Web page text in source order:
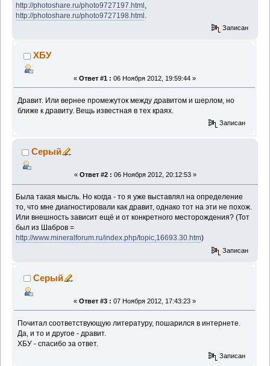
http://photoshare.ru/photo9727197.html
http://photoshare.ru/photo9727198.html
Записан
ХБУ
« Ответ #1 : 06 Ноября 2012, 19:59:44 »
Дравит. Или вернее промежуток между дравитом и шерлом, но
ближе к дравиту. Вещь известная в тех краях.
Записан
Серый
« Ответ #2 : 06 Ноября 2012, 20:12:53 »
Была такая мысль. Но когда - то я уже выставлял на определение
то, что мне диагностировали как дравит, однако тот на эти не похож.
Или внешность зависит ещё и от конкретного месторождения? (Тот
был из Шабров =
http://www.mineralforum.ru/index.php/topic,16693.30.htm)
Записан
Серый
« Ответ #3 : 07 Ноября 2012, 17:43:23 »
Почитал соответствующую литературу, пошарился в интернете.
Да, и то и другое - дравит.
ХБУ - спасибо за ответ.
Записан